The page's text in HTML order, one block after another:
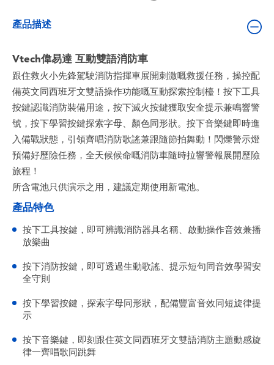
盲盒
人氣角色
生活精品
產品描述
Vtech偉易達 互動雙語消防車
跟住救火小先鋒駕駛消防指揮車展開刺激嘅救援任務，操控配
備英文同西班牙文雙語操作功能嘅互動探索控制檯！按下工具
按鍵認識消防裝備用途，按下滅火按鍵獲取安全提示兼鳴響警
號，按下學習按鍵探索字母、顏色同形狀。按下音樂鍵即時進
入備戰狀態，引領齊唱消防歌謠兼跟隨節拍舞動！閃爍警示燈
預備好歷險任務，全天候候命嘅消防車隨時拉響警報展開歷險
旅程！
所含電池只供演示之用，建議定期使用新電池。
產品特色
按下工具按鍵，即可辨識消防器具名稱、啟動操作音效兼播
放樂曲
按下消防按鍵，即可透過生動歌謠、提示短句同音效學習安
全守則
按下學習按鍵，探索字母同形狀，配備豐富音效同短旋律提
示
按下音樂鍵，即刻跟住英文同西班牙文雙語消防主題動感旋
律一齊唱歌同跳舞